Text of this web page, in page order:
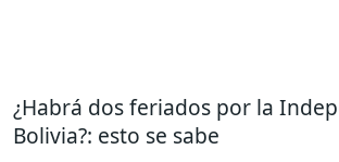
¿Habrá dos feriados por la
Bolivia?: esto se sabe